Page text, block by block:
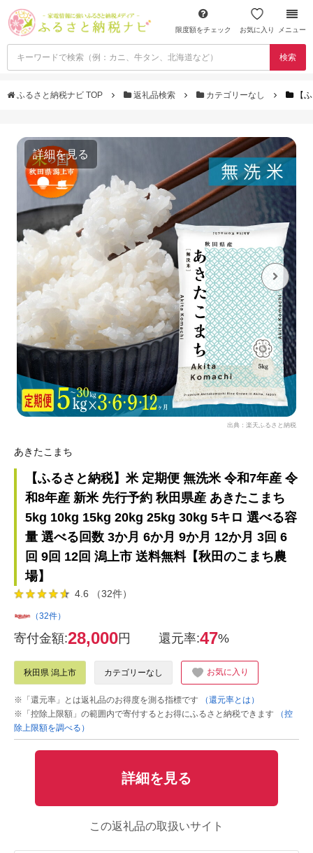
限度額をチェック お気に入り メニュー
検索
ふるさと納税ナビ TOP 返礼品検索 カテゴリーなし 【
詳細を見る
出典：楽天ふるさと納税
あきたこまち
【ふるさと納税】米 定期便 無洗米 令和7年産 令
和8年産 新米 先行予約 秋田県産 あきたこまち
5kg 10kg 15kg 20kg 25kg 30kg 5キロ 選べる容
量 選べる回数 3か月 6か月 9か月 12か月 3回 6
回 9回 12回 潟上市 送料無料【秋田のこまち農
場】
4.6 （32件）
（32件）
寄付金額:28,000円 還元率:47%
秋田県 潟上市 カテゴリーなし お気に入り
※「還元率」とは返礼品のお得度を測る指標です
（還元率とは）
※「控除上限額」の範囲内で寄付するとお得にふるさと納税できます
（控
除上限額を調べる）
詳細を見る
この返礼品の取扱いサイト